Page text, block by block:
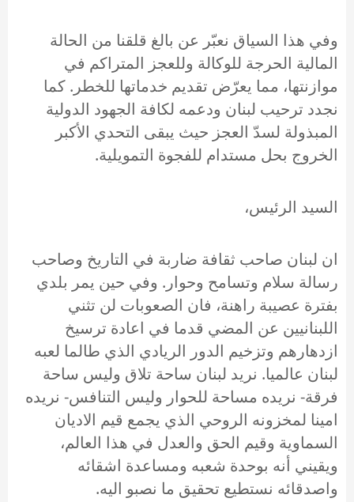
وفي هذا السياق نعبّر عن بالغ قلقنا من الحالة
المالية الحرجة للوكالة وللعجز المتراكم في
موازنتها، مما يعرّض تقديم خدماتها للخطر. كما
نجدد ترحيب لبنان ودعمه لكافة الجهود الدولية
المبذولة لسدّ العجز حيث يبقى التحدي الأكبر
الخروج بحل مستدام للفجوة التمويلية.
السيد الرئيس،
ان لبنان صاحب ثقافة ضاربة في التاريخ وصاحب
رسالة سلام وتسامح وحوار. وفي حين يمر بلدي
بفترة عصيبة راهنة، فان الصعوبات لن تثني
اللبنانيين عن المضي قدما في اعادة ترسيخ
ازدهارهم وتزخيم الدور الريادي الذي طالما لعبه
لبنان عالميا. نريد لبنان ساحة تلاق وليس ساحة
فرقة- نريده مساحة للحوار وليس التنافس- نريده
امينا لمخزونه الروحي الذي يجمع قيم الاديان
السماوية وقيم الحق والعدل في هذا العالم،
ويقيني أنه بوحدة شعبه ومساعدة اشقائه
واصدقائه نستطيع تحقيق ما نصبو اليه.